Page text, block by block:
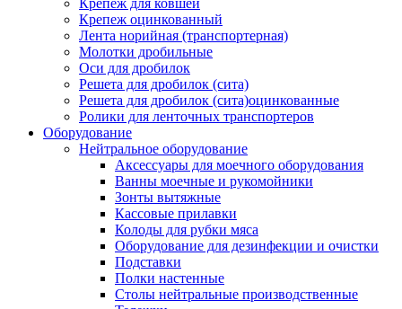
Крепеж оцинкованный
Лента норийная (транспортерная)
Молотки дробильные
Оси для дробилок
Решета для дробилок (сита)
Решета для дробилок (сита)оцинкованные
Ролики для ленточных транспортеров
Оборудование
Нейтральное оборудование
Аксессуары для моечного оборудования
Ванны моечные и рукомойники
Зонты вытяжные
Кассовые прилавки
Колоды для рубки мяса
Оборудование для дезинфекции и очистки
Подставки
Полки настенные
Столы нейтральные производственные